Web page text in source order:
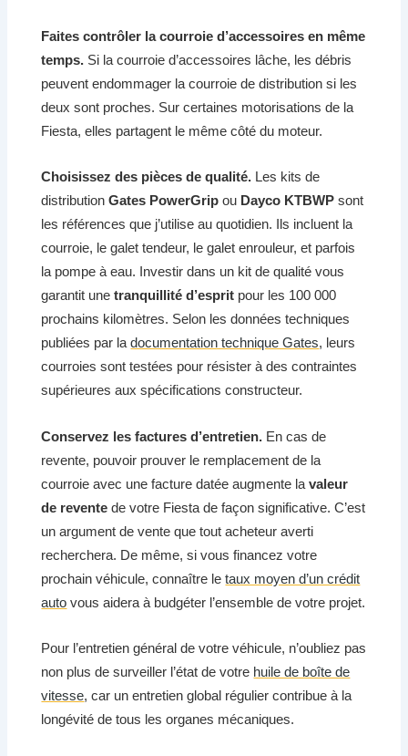
Faites contrôler la courroie d’accessoires en même
temps. Si la courroie d’accessoires lâche, les débris
peuvent endommager la courroie de distribution si les
deux sont proches. Sur certaines motorisations de la
Fiesta, elles partagent le même côté du moteur.
Choisissez des pièces de qualité. Les kits de
distributionGates PowerGrip ou Dayco KTBWP sont
les références que j’utilise au quotidien. Ils incluent la
courroie, le galet tendeur, le galet enrouleur, et parfois
la pompe à eau. Investir dans un kit de qualité vous
garantit unetranquillité d’esprit pour les 100 000
prochains kilomètres. Selon les données techniques
publiées par ladocumentation technique Gates, leurs
courroies sont testées pour résister à des contraintes
supérieures aux spécifications constructeur.
Conservez les factures d’entretien. En cas de
revente, pouvoir prouver le remplacement de la
courroie avec une facture datée augmente lavaleur
de revente de votre Fiesta de façon significative. C’est
un argument de vente que tout acheteur averti
recherchera. De même, si vous financez votre
prochain véhicule, connaître letaux moyen d’un crédit
auto vous aidera à budgéter l’ensemble de votre projet.
Pour l’entretien général de votre véhicule, n’oubliez pas
non plus de surveiller l’état de votre huile de boîte de
vitesse, car un entretien global régulier contribue à la
longévité de tous les organes mécaniques.